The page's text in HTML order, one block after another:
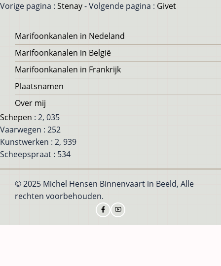
Vorige pagina : Stenay- Volgende pagina : Givet
Voet
Marifoonkanalen in Nedeland
Marifoonkanalen in België
Marifoonkanalen in Frankrijk
Plaatsnamen
Over mij
Schepen : 2, 035
Vaarwegen : 252
Kunstwerken : 2, 939
Scheepspraat : 534
© 2025 Michel Hensen Binnenvaart in Beeld, Alle
rechten voorbehouden.